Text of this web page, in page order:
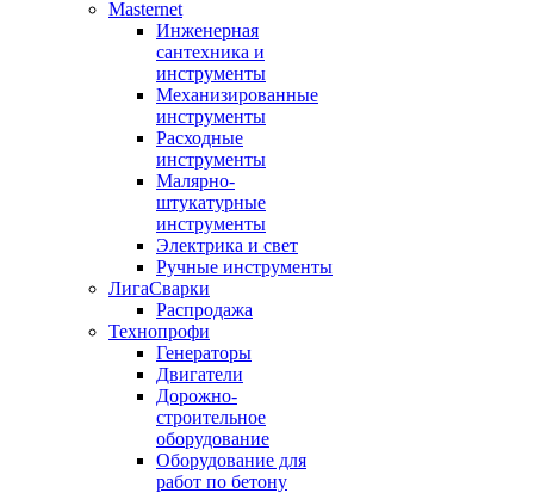
Masternet
Инженерная
сантехника и
инструменты
Механизированные
инструменты
Расходные
инструменты
Малярно-
штукатурные
инструменты
Электрика и свет
Ручные инструменты
ЛигаСварки
Распродажа
Технопрофи
Генераторы
Двигатели
Дорожно-
строительное
оборудование
Оборудование для
работ по бетону